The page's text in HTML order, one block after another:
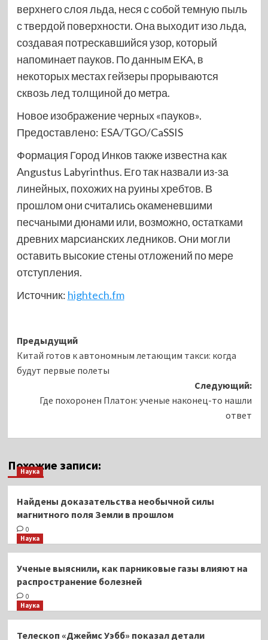
верхнего слоя льда, неся с собой темную пыль
с твердой поверхности. Она выходит изо льда,
создавая потрескавшийся узор, который
напоминает пауков. По данным ЕКА, в
некоторых местах гейзеры прорываются
сквозь лед толщиной до метра.
Новое изображение черных «пауков».
Предоставлено: ESA/TGO/CaSSIS
Формация Город Инков также известна как
Angustus Labyrinthus. Его так назвали из-за
линейных, похожих на руины хребтов. В
прошлом они считались окаменевшими
песчаными дюнами или, возможно, остатками
древних марсианских ледников. Они могли
оставить высокие стены отложений по мере
отступления.
Источник: hightech.fm
Навигация
записи
Предыдущий
Китай готов к автономным летающим такси: когда
будут первые полеты
Следующий:
Где похоронен Платон: ученые наконец-то нашли
ответ
Похожие записи:
Наука
Найдены доказательства необычной силы
магнитного поля Земли в прошлом
0
Наука
Ученые выяснили, как парниковые газы влияют на
распространение болезней
0
Наука
Телескоп «Джеймс Уэбб» показал детали